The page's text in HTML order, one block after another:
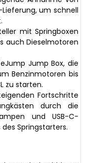
um schnell
mit Springboxen
auch Dieselmotoren
Jump Box, die
Benzinmotoren bis
zu starten.
Fortschritte
durch die
und USB-C-
Springstarters.